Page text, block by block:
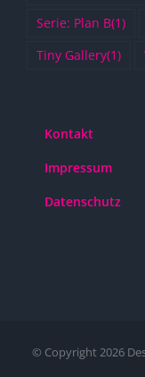
Serie: Plan B(1)
Tiny Gallery(1)
Kontakt
Impressum
Datenschutz
© Copyright 2026